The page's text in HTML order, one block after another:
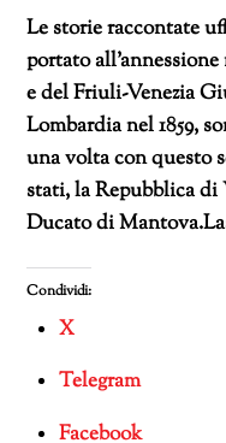
Le storie raccontate
portato
e del Friuli-Venezia
Lombardia nel 1859,
una volta con questo
stati, la Repubblica
Ducato di
Condividi:
X
Telegram
Facebook